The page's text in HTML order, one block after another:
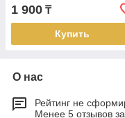
1 900 ₸
Купить
О нас
Рейтинг не
Менее 5 отзывов